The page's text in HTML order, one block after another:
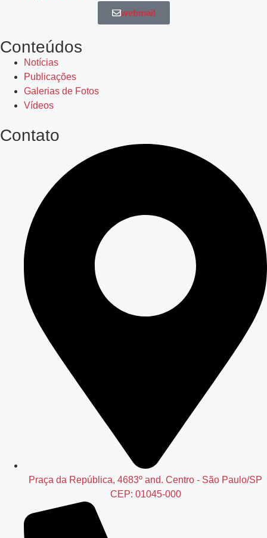
webmail
Conteúdos
Notícias
Publicações
Galerias de Fotos
Vídeos
Contato
Praça da República, 4683º and. Centro - São Paulo/SP
CEP: 01045-000